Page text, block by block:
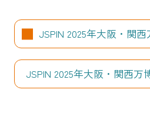
JSPIN 2025年大阪・関
JSPIN 2025年大阪・関西万